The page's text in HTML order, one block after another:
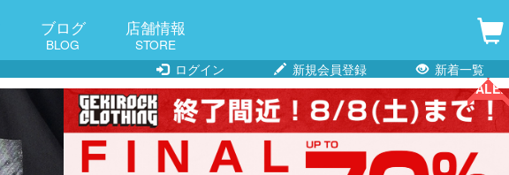
ブログ
BLOG
店舗情報
STORE
ログイン
新規会員登録 新着一覧
SALE!!
SALE!!
SALE!!